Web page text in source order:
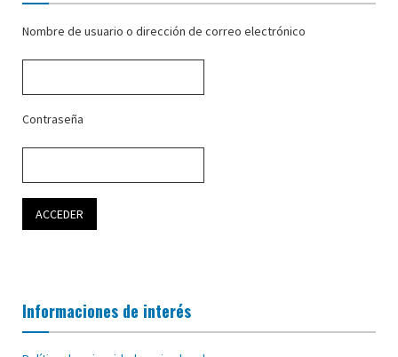
Nombre de usuario o dirección de correo electrónico
Contraseña
Informaciones de interés